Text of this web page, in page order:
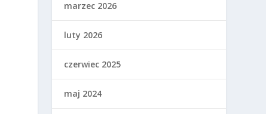
marzec 2026
luty 2026
czerwiec 2025
maj 2024